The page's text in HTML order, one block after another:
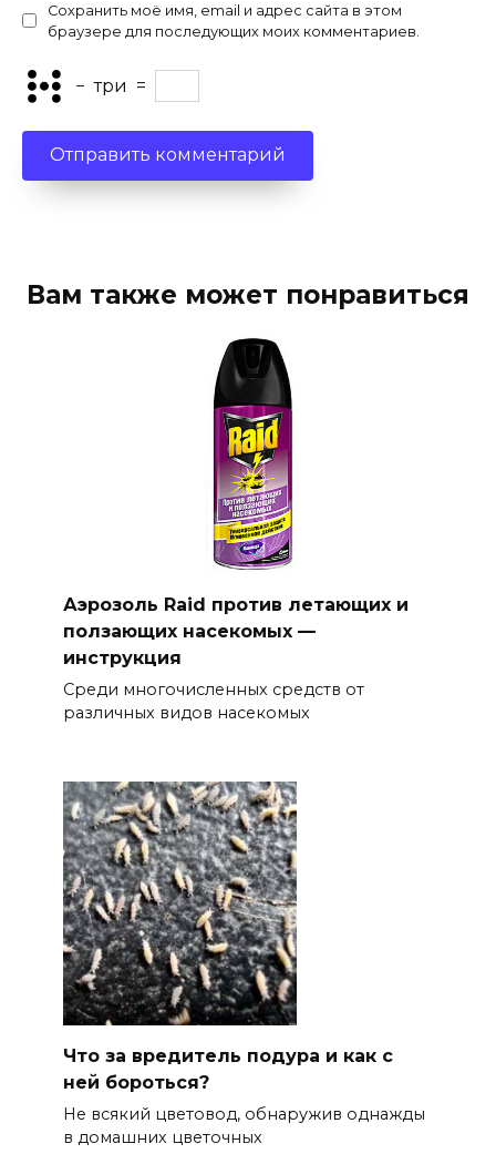
Сохранить моё имя, email и адрес сайта в этом
браузере для последующих моих комментариев.
− три =
Вам также может понравиться
Аэрозоль Raid против летающих и
ползающих насекомых —
инструкция
Среди многочисленных средств от
различных видов насекомых
Что за вредитель подура и как с
ней бороться?
Не всякий цветовод, обнаружив однажды
в домашних цветочных